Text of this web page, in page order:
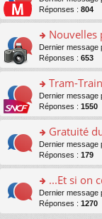
c
pl
u
s
ré
c
n
o
n
lu
le
pl
u
ré
c
e
nt
s
s
a
g
e
n
o
n
lu
le
pl
s
ré
c
e
nt
n
s
ult
er
le
m
e
s
s
a
g
n
o
n
lu
le
pl
u
s
Réponses : 804
o
n
s
ult
er
le
m
e
s
s
a
g
n
o
n
Nouvelles
Dernier message
Réponses : 653
o
n
s
ult
er
le
m
e
s
s
a
g
Tram-
Dernier message
Réponses : 1550
o
n
s
ult
er
le
m
Gratuité
Dernier message
Réponses : 179
o
n
s
...Et si on
Dernier message
Réponses : 1270